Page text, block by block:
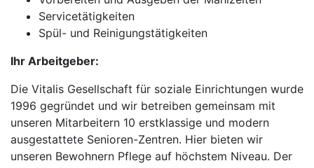
Servicetätigkeiten
Spül- und Reinigungstätigkeiten
Ihr Arbeitgeber:
Die Vitalis Gesellschaft für soziale Einrichtungen wurde
1996 gegründet und wir betreiben gemeinsam mit
unseren Mitarbeitern 10 erstklassige und modern
ausgestattete Senioren-Zentren. Hier bieten wir
unseren Bewohnern Pflege auf höchstem Niveau. Der